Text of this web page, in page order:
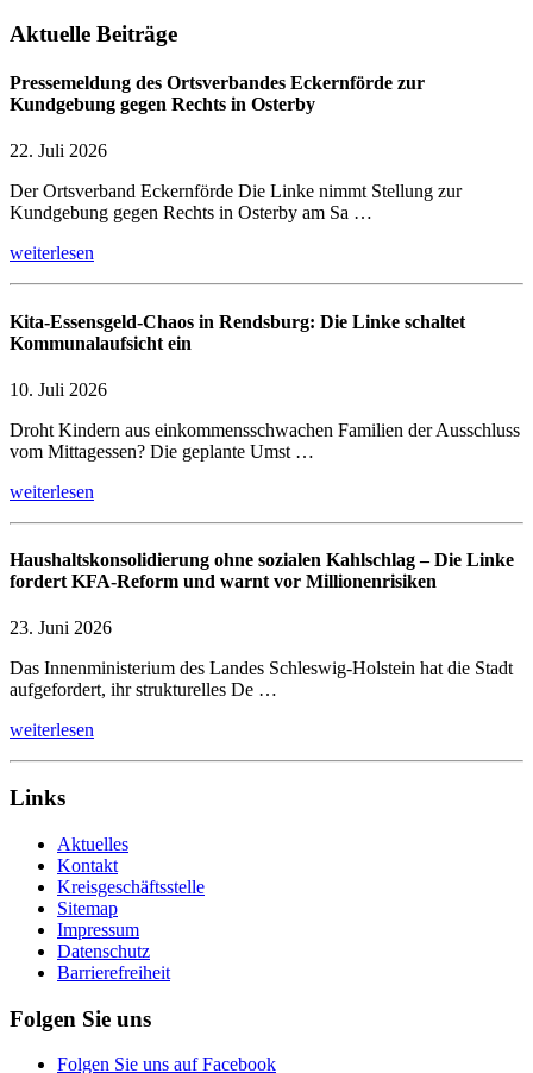
Aktuelle Beiträge
Pressemeldung des Ortsverbandes Eckernförde zur
Kundgebung gegen Rechts in Osterby
22. Juli 2026
Der Ortsverband Eckernförde Die Linke nimmt Stellung zur
Kundgebung gegen Rechts in Osterby am Sa …
weiterlesen
Kita-Essensgeld-Chaos in Rendsburg: Die Linke schaltet
Kommunalaufsicht ein
10. Juli 2026
Droht Kindern aus einkommensschwachen Familien der Ausschluss
vom Mittagessen? Die geplante Umst …
weiterlesen
Haushaltskonsolidierung ohne sozialen Kahlschlag – Die Linke
fordert KFA-Reform und warnt vor Millionenrisiken
23. Juni 2026
Das Innenministerium des Landes Schleswig-Holstein hat die Stadt
aufgefordert, ihr strukturelles De …
weiterlesen
Links
Aktuelles
Kontakt
Kreisgeschäftsstelle
Sitemap
Impressum
Datenschutz
Barrierefreiheit
Folgen Sie uns
Folgen Sie uns auf Facebook